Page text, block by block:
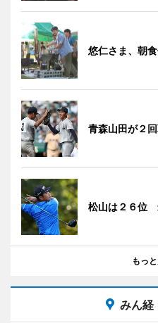
悠仁さま、朝
青森山田が２
松山は２６位
もっ
みん経